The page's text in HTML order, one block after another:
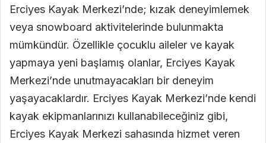
Erciyes Kayak Merkezi’nde; kızak deneyimlemek
veya snowboard aktivitelerinde bulunmakta
mümkündür. Özellikle çocuklu aileler ve kayak
yapmaya yeni başlamış olanlar, Erciyes Kayak
Merkezi’nde unutmayacakları bir deneyim
yaşayacaklardır. Erciyes Kayak Merkezi’nde kendi
kayak ekipmanlarınızı kullanabileceğiniz gibi,
Erciyes Kayak Merkezi sahasında hizmet veren